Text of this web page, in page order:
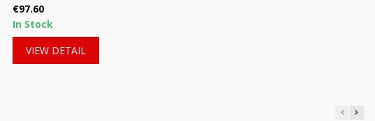
Price
€97.60
In Stock
VIEW DETAIL